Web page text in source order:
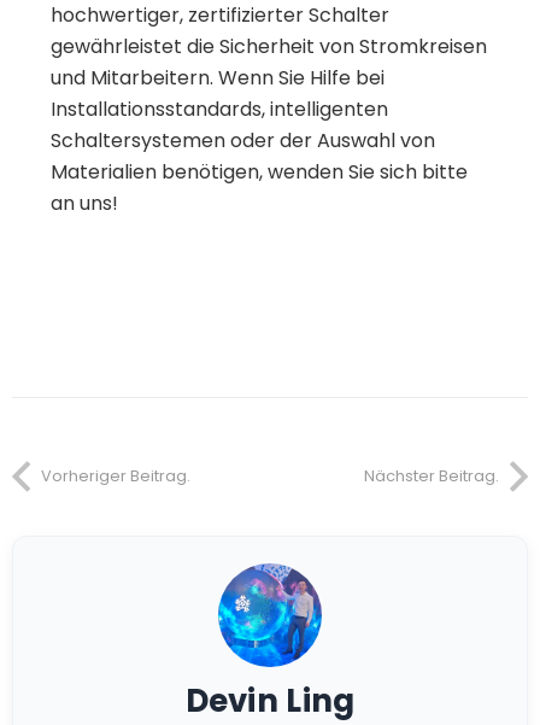
hochwertiger, zertifizierter Schalter
gewährleistet die Sicherheit von Stromkreisen
und Mitarbeitern. Wenn Sie Hilfe bei
Installationsstandards, intelligenten
Schaltersystemen oder der Auswahl von
Materialien benötigen, wenden Sie sich bitte
an uns!
Vorheriger Beitrag. Nächster Beitrag.
Devin Ling